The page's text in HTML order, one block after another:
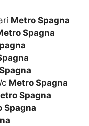
Metro Spagna
Spagna
Metro Spagna
Spagna
Spagna